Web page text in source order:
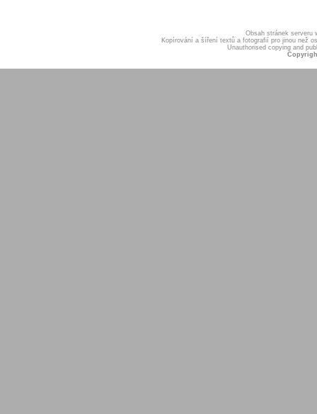
Obsah stránek serveru
Kopírování a šíření textů a fotografií pro jinou než
Unauthorised copying and